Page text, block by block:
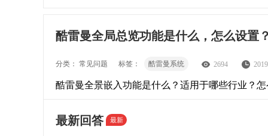
酷雷曼全局总览功能是什么，怎么设置
分类： 常见问题 标签： 酷雷曼系统 2694
酷雷曼全景嵌入功能是什么？适用于哪些行业？
最新回答 最新